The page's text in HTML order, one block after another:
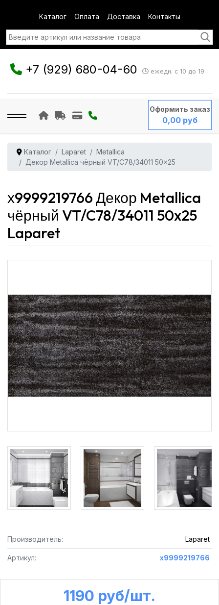
Каталог Оплата Доставка Контакты
+7 (929) 680-04-60 ежедн. с 10 до 19
Оформить заказ
0,00 руб
Каталог Laparet
Metallica
Декор Metallica чёрный VT/C78/34011 50x25
х9999219766 Декор Metallica
чёрный VT/C78/34011 50x25
Laparet
Производитель: Laparet
Артикул: х9999219766
1190 руб /шт.